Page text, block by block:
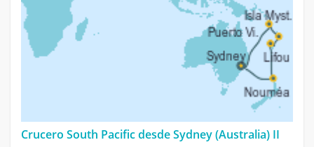
Crucero South Pacific desde Sydney (Australia) II